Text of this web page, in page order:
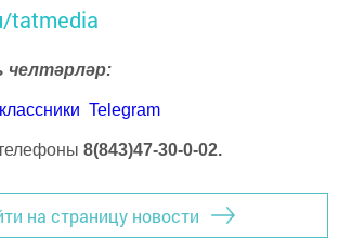
tatmedia
челтәрләр:
Telegram
8(843)47-30-0-02.
на страницу новости